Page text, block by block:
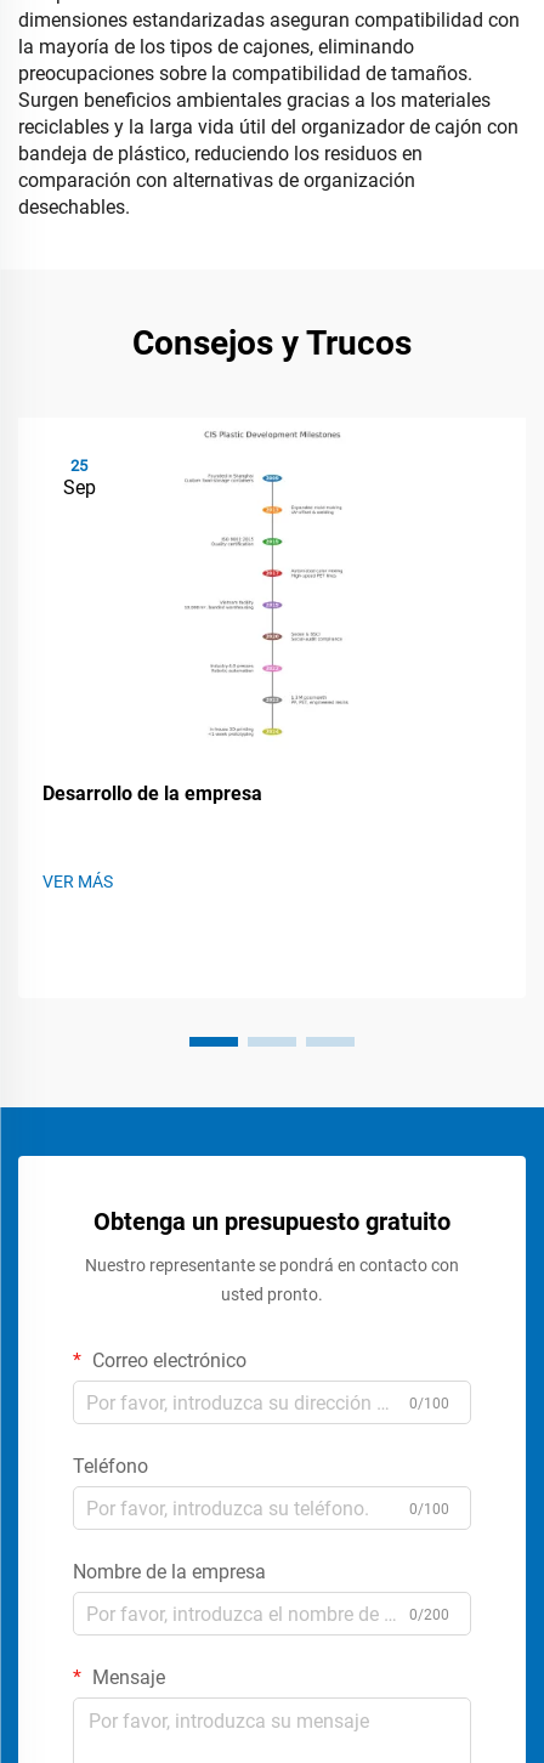
dimensiones estandarizadas aseguran compatibilidad con
la mayoría de los tipos de cajones, eliminando
preocupaciones sobre la compatibilidad de tamaños.
Surgen beneficios ambientales gracias a los materiales
reciclables y la larga vida útil del organizador de cajón con
bandeja de plástico, reduciendo los residuos en
comparación con alternativas de organización
desechables.
Consejos y Trucos
25
Sep
Desarrollo de la empresa
VER MÁS
Obtenga un presupuesto gratuito
Nuestro representante se pondrá en contacto con
usted pronto.
Correo electrónico
0/100
Teléfono
0/100
Nombre de la empresa
0/200
Mensaje